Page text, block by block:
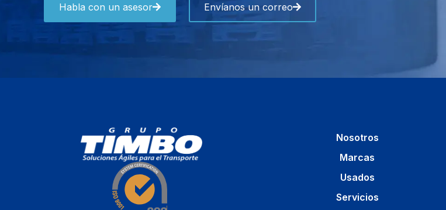
Habla con un asesor Envíanos un correo
Nosotros
Marcas
Usados
Servicios